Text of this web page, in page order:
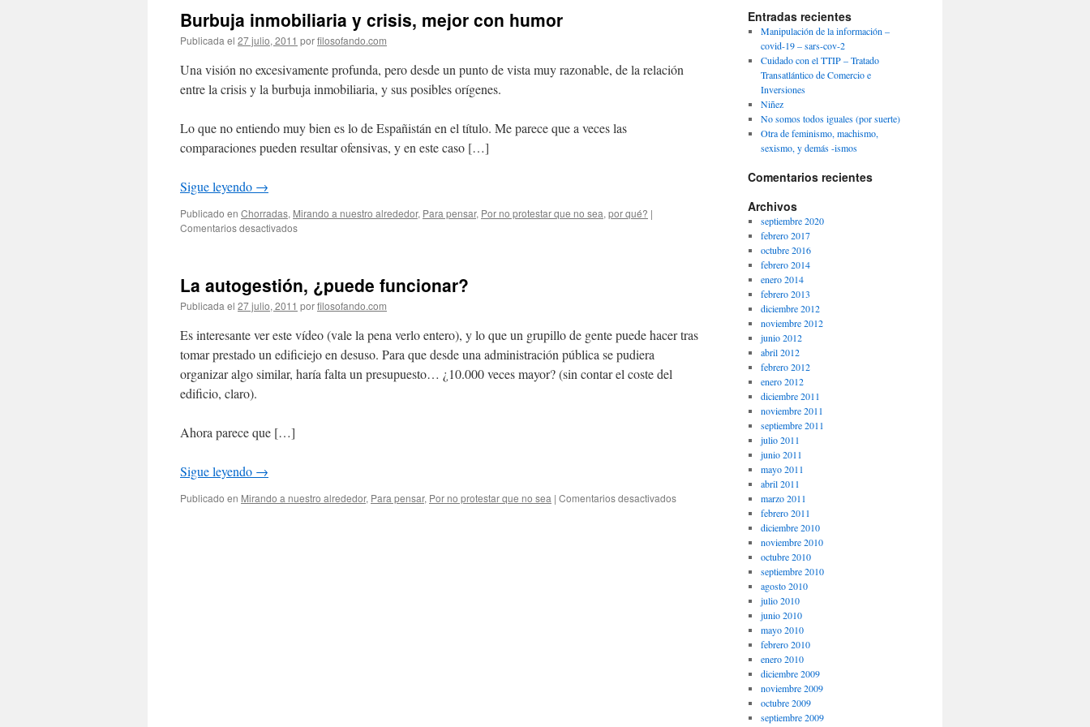
Burbuja inmobiliaria y crisis, mejor con humor
Publicada el 27 julio, 2011 porfilosofando.com
Una visión no excesivamente profunda, pero desde un punto de vista muy razonable, de la relación
entre la crisis y la burbuja inmobiliaria, y sus posibles orígenes.
Lo que no entiendo muy bien es lo de Españistán en el título. Me parece que a veces las
comparaciones pueden resultar ofensivas, y en este caso […]
Sigue leyendo →
Publicado en Chorradas, Mirando a nuestro alrededor, Para pensar, Por no protestar que no sea, por qué? |
Comentarios desactivadosen
crisis,
mejor
con
humor
La autogestión, ¿puede funcionar?
Publicada el 27 julio, 2011 porfilosofando.com
Es interesante ver este vídeo (vale la pena verlo entero), y lo que un grupillo de gente puede hacer tras
tomar prestado un edificiejo en desuso. Para que desde una administración pública se pudiera
organizar algo similar, haría falta un presupuesto… ¿10.000 veces mayor? (sin contar el coste del
edificio, claro).
Ahora parece que […]
Sigue leyendo →
Publicado en Mirando a nuestro alrededor, Para pensar, Por no protestar que no sea | Comentarios desactivadosen
Entradas recientes
Manipulación de la información –
covid-19 – sars-cov-2
Cuidado con el TTIP – Tratado
Transatlántico de Comercio e
Inversiones
Niñez
No somos todos iguales (por suerte)
Otra de feminismo, machismo,
sexismo, y demás -ismos
Comentarios recientes
Archivos
septiembre 2020
febrero 2017
octubre 2016
febrero 2014
enero 2014
febrero 2013
diciembre 2012
noviembre 2012
junio 2012
abril 2012
febrero 2012
enero 2012
diciembre 2011
noviembre 2011
septiembre 2011
julio 2011
junio 2011
mayo 2011
abril 2011
marzo 2011
febrero 2011
diciembre 2010
noviembre 2010
octubre 2010
septiembre 2010
agosto 2010
julio 2010
junio 2010
mayo 2010
febrero 2010
enero 2010
diciembre 2009
noviembre 2009
octubre 2009
septiembre 2009